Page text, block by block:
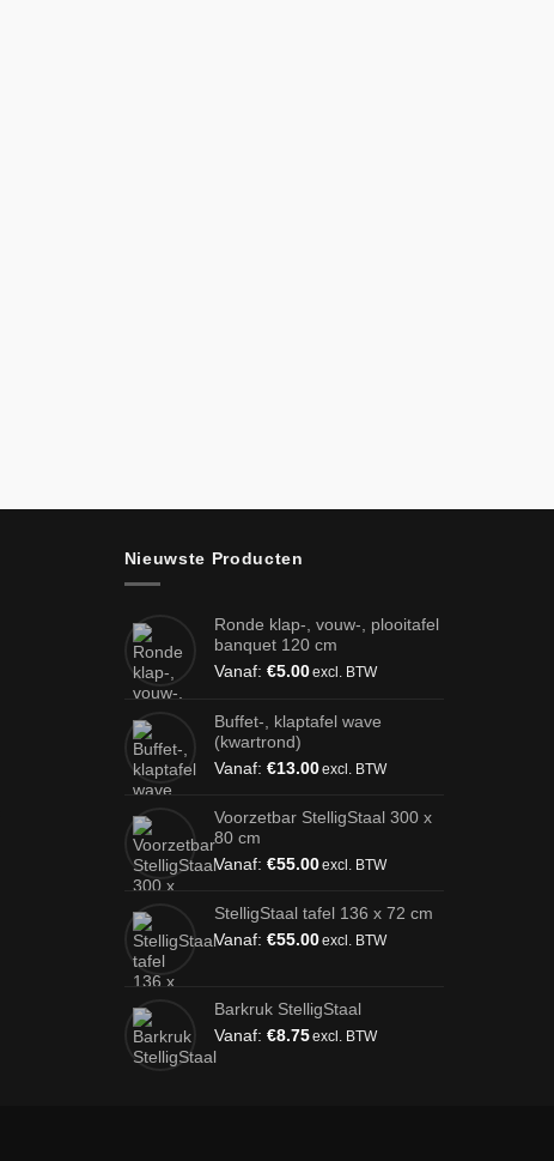
Nieuwste Producten
Ronde klap-, vouw-, plooitafel
banquet 120 cm
Vanaf: €5.00excl. BTW
Buffet-, klaptafel wave
(kwartrond)
Vanaf: €13.00excl. BTW
Voorzetbar StelligStaal 300 x
80 cm
Vanaf: €55.00excl. BTW
StelligStaal tafel 136 x 72 cm
Vanaf: €55.00excl. BTW
Barkruk StelligStaal
Vanaf: €8.75excl. BTW